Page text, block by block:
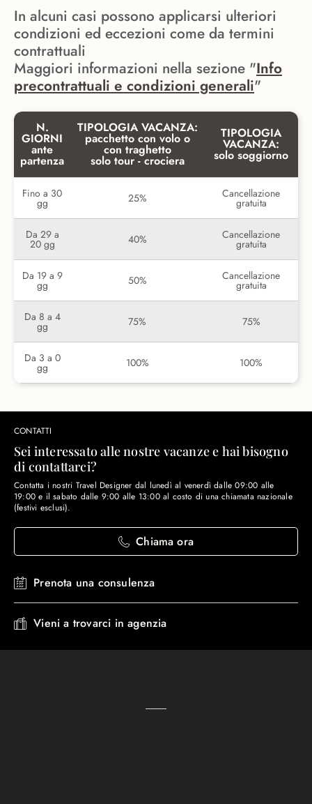
In alcuni casi possono applicarsi ulteriori
condizioni ed eccezioni come da termini
contrattuali
Maggiori informazioni nella sezione "Info
precontrattuali e condizioni generali"
N.
GIORNI
ante
partenza
TIPOLOGIA VACANZA:
pacchetto con volo o
con traghetto
solo tour - crociera
TIPOLOGIA
VACANZA:
solo soggiorno
Fino a 30
gg 25% Cancellazione
gratuita
Da 29 a
20 gg 40% Cancellazione
gratuita
Da 19 a 9
gg 50% Cancellazione
gratuita
Da 8 a 4
gg 75% 75%
Da 3 a 0
gg 100% 100%
CONTATTI
Sei interessato alle nostre vacanze e hai bisogno
di contattarci?
Contatta i nostri Travel Designer dal lunedì al venerdì dalle 09:00 alle
19:00 e il sabato dalle 9:00 alle 13:00 al costo di una chiamata nazionale
(festivi esclusi).
Chiama ora
Prenota una consulenza
Vieni a trovarci in agenzia